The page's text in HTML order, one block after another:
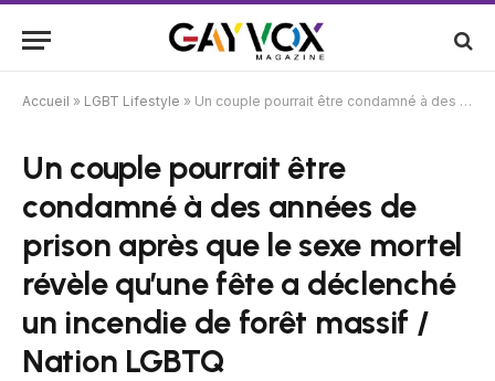
Accueil » LGBT Lifestyle » Un couple pourrait être condamné à des années de prison après que le sexe mortel révèle qu’une fête a déclenché un incendie de forêt massif / Nation LGBTQ
Un couple pourrait être
condamné à des années de
prison après que le sexe mortel
révèle qu’une fête a déclenché
un incendie de forêt massif /
Nation LGBTQ